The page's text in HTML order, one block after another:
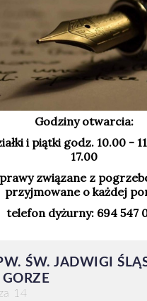
Godziny otwarcia:
i piątki godz. 10.00 -
17.00
związane z
przyjmowane o każdej
telefon dyżurny: 694 547
ŚW. JADWIGI
14